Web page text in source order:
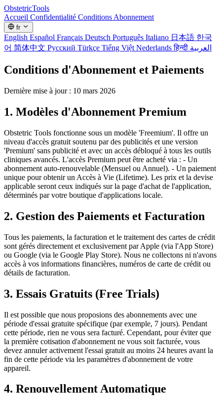
ObstetricTools
Accueil Confidentialité Conditions Abonnement
fr
English Español Français Deutsch Português Italiano 日本語 한국
어 简体中文 Русский Türkçe Tiếng Việt Nederlandsहिन्दी العربية
Conditions d'Abonnement et Paiements
Dernière mise à jour : 10 mars 2026
1. Modèles d'Abonnement Premium
Obstetric Tools fonctionne sous un modèle 'Freemium'. Il offre un
niveau d'accès gratuit soutenu par des publicités et une version
'Premium' sans publicité et avec un accès débloqué à tous les outils
cliniques avancés. L'accès Premium peut être acheté via : - Un
abonnement auto-renouvelable (Mensuel ou Annuel). - Un paiement
unique pour obtenir un Accès à Vie (Lifetime). Les prix et la devise
applicable seront ceux indiqués sur la page d'achat de l'application,
déterminés par votre boutique d'applications locale.
2. Gestion des Paiements et Facturation
Tous les paiements, la facturation et le traitement des cartes de crédit
sont gérés directement et exclusivement par Apple (via l'App Store)
ou Google (via le Google Play Store). Nous ne collectons ni n'avons
accès à vos informations financières, numéros de carte de crédit ou
détails de facturation.
3. Essais Gratuits (Free Trials)
Il est possible que nous proposions des abonnements avec une
période d'essai gratuite spécifique (par exemple, 7 jours). Pendant
cette période, rien ne vous sera facturé. Cependant, pour éviter que
la première cotisation d'abonnement ne vous soit facturée, vous
devez annuler activement l'essai gratuit au moins 24 heures avant la
fin de cette période via les paramètres d'abonnement de votre
appareil.
4. Renouvellement Automatique